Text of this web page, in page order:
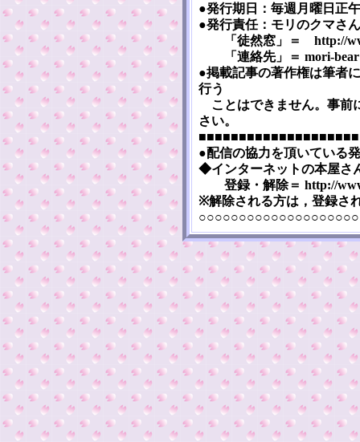
●発行期日：毎週月曜日正
●発行責任：モリのクマさ
「徒然窓」＝ http://
「連絡先」＝ mori-
●掲載記事の著作権は筆者
行う
ことはできません。事前
さい。
●配信の協力を頂いている
◆インターネットの本屋さ
登録・解除＝ http://
※解除される方は，登録さ